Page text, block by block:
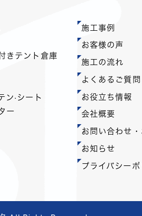
きテント倉庫
ン·シート
ー
施工事例
お客様の声
施工の流れ
よくあるご質問
お役立ち情報
会社概要
お問い合わせ・
お知らせ
プライバシーポ